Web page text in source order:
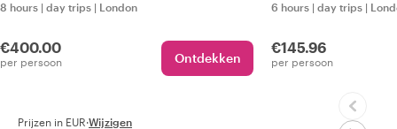
8 hours | day trips | London
€400.00
per persoon Ontdekken
6 hours | day trips |
€145.96
per persoon
Prijzen in EUR·Wijzigen